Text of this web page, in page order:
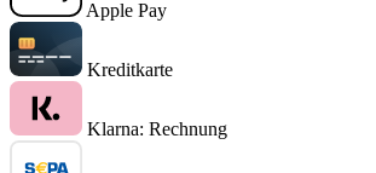
Apple Pay
Kreditkarte
Klarna: Rechnung